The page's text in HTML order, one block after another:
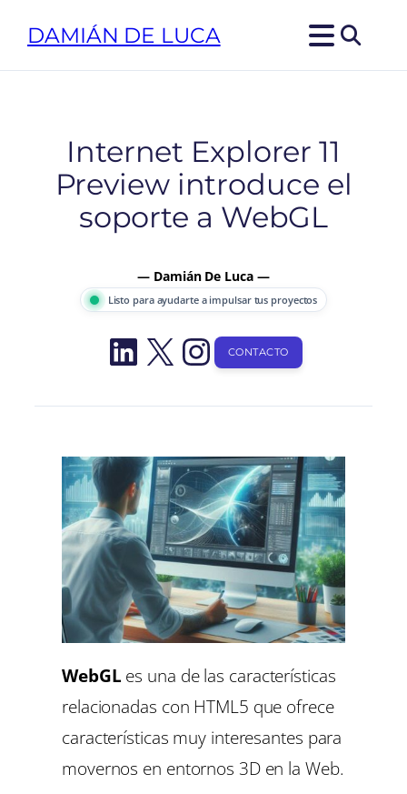
DAMIÁN DE LUCA
Internet Explorer 11
Preview introduce el
soporte a WebGL
— Damián De Luca —
Listo para ayudarte a impulsar tus proyectos
LinkedIn
X Instagram
CONTACTO
WebGL es una de las características
relacionadas con HTML5 que ofrece
características muy interesantes para
movernos en entornos 3D en la Web.